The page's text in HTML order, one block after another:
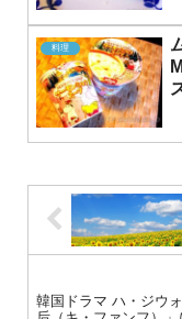
料理
韓国ドラマ ハ・ジウ